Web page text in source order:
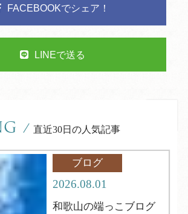
FACEBOOKでシェア！
LINEで送る
/ 直近30日の人気記事
ブログ
2026.08.01
和歌山の端っこブログ